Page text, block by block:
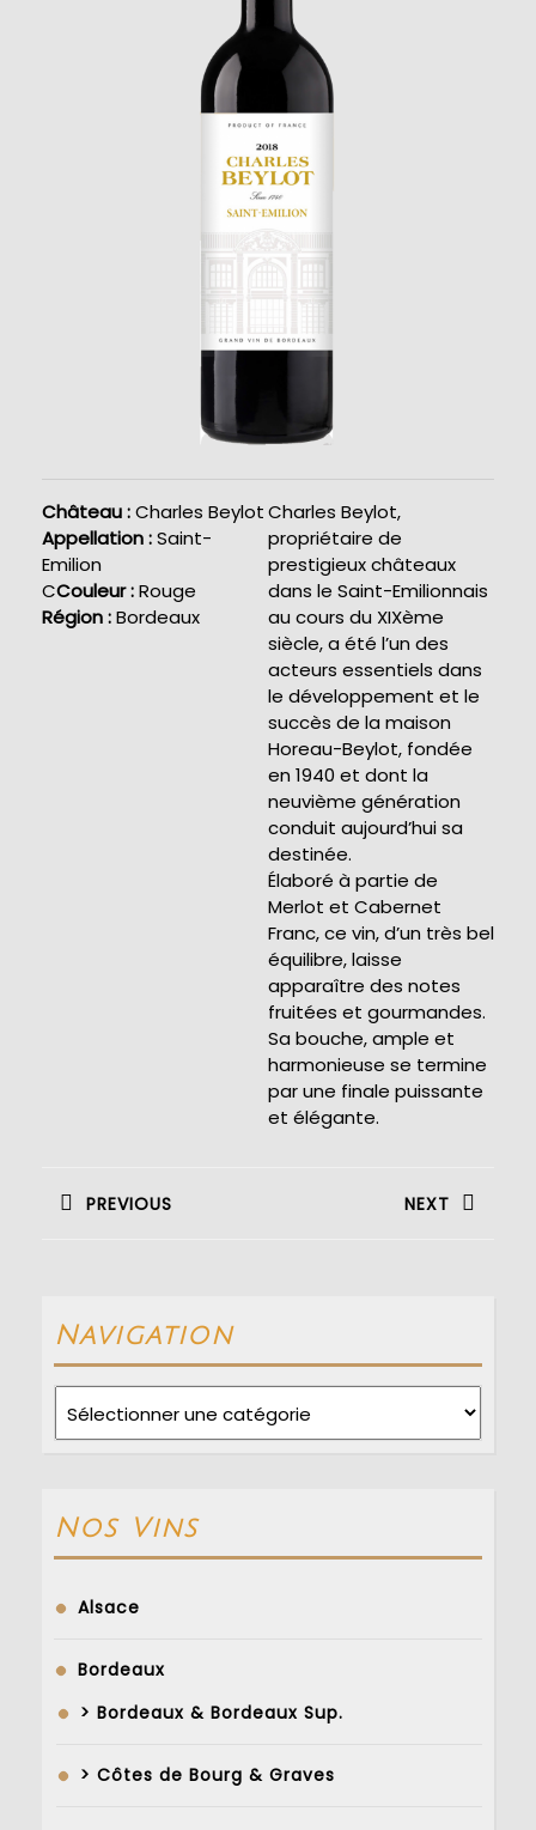
Charles Beylot,
propriétaire de
prestigieux châteaux
dans le Saint-Emilionnais
au cours du XIXème
siècle, a été l’un des
acteurs essentiels dans
le développement et le
succès de la maison
Horeau-Beylot, fondée
en 1940 et dont la
neuvième génération
conduit aujourd’hui sa
destinée.
Élaboré à partie de
Merlot et Cabernet
Franc, ce vin, d’un très bel
équilibre, laisse
apparaître des notes
fruitées et gourmandes.
Sa bouche, ample et
harmonieuse se termine
par une finale puissante
et élégante.
Château :Charles Beylot
Appellation :Saint-
Emilion
CCouleur :Rouge
Région :Bordeaux
dePREVIOUS NEXT
Navigation
Nos Vins
Alsace
Bordeaux
> Bordeaux & Bordeaux Sup.
> Côtes de Bourg & Graves